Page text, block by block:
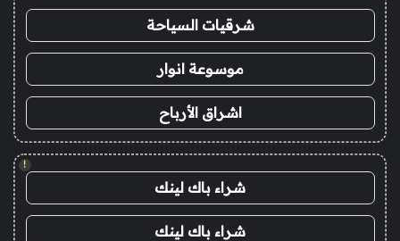
شرقيات السياحة
موسوعة انوار
اشراق الأرباح
!
شراء باك لينك
شراء باك لينك